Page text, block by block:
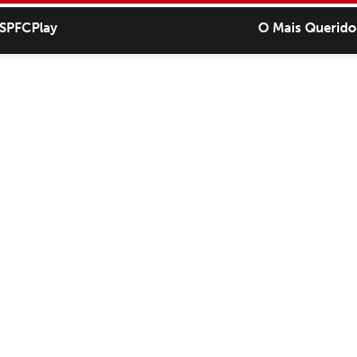
SPFCPlay O Mais Querido